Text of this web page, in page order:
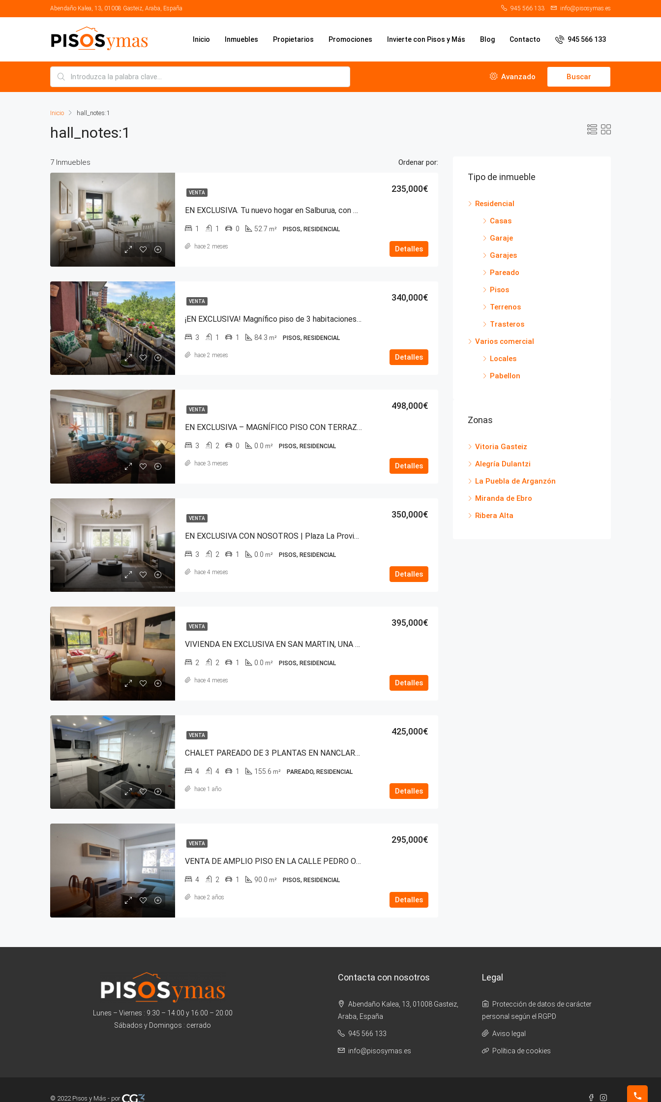
Abendaño Kalea, 13, 01008 Gasteiz, Araba, España 945 566 133 info@pisosymas.es
Inicio Inmuebles Propietarios Promociones Invierte con Pisos y Más Blog Contacto 945 566 133
Avanzado Buscar
Inicio hall_notes:1
hall_notes:1
7 Inmuebles Ordenar por:
VENTA
EN EXCLUSIVA. Tu nuevo hogar en Salburua, con el Parque del Este a tus pies.
235,000€
1 1 0 52.7 m² PISOS, RESIDENCIAL
Detalles
hace 2 meses
VENTA
¡EN EXCLUSIVA! Magnífico piso de 3 habitaciones en la Calle México, una de las zonas con más vida de Vitoria-Gasteiz
340,000€
3 1 1 84.3 m² PISOS, RESIDENCIAL
Detalles
hace 2 meses
VENTA
EN EXCLUSIVA – MAGNÍFICO PISO CON TERRAZA EN CALLE RIOJA
498,000€
3 2 0 0.0 m² PISOS, RESIDENCIAL
Detalles
hace 3 meses
VENTA
EN EXCLUSIVA CON NOSOTROS | Plaza La Provincia – Vitoria-Gasteiz.
350,000€
3 2 1 0.0 m² PISOS, RESIDENCIAL
Detalles
hace 4 meses
VENTA
VIVIENDA EN EXCLUSIVA EN SAN MARTIN, UNA DE LAS ZONAS MÁS PRIVILEGIADAS DE VITORIA-GASTEIZ
395,000€
2 2 1 0.0 m² PISOS, RESIDENCIAL
Detalles
hace 4 meses
VENTA
CHALET PAREADO DE 3 PLANTAS EN NANCLARES: PERFECTO PARA TU FAMILIA
425,000€
4 4 1 155.6 m² PAREADO, RESIDENCIAL
Detalles
hace 1 año
VENTA
VENTA DE AMPLIO PISO EN LA CALLE PEDRO ORBEA, A SOLO UNOS MINUTOS DEL CENTRO
295,000€
4 2 1 90.0 m² PISOS, RESIDENCIAL
Detalles
hace 2 años
Tipo de inmueble
Residencial
Casas
Garaje
Garajes
Pareado
Pisos
Terrenos
Trasteros
Varios comercial
Locales
Pabellon
Zonas
Vitoria Gasteiz
Alegría Dulantzi
La Puebla de Arganzón
Miranda de Ebro
Ribera Alta
Lunes – Viernes : 9:30 – 14:00 y 16:00 – 20:00
Sábados y Domingos : cerrado
Contacta con nosotros
Abendaño Kalea, 13, 01008 Gasteiz,
Araba, España
945 566 133
info@pisosymas.es
Legal
Protección de datos de carácter
personal según el RGPD
Aviso legal
Política de cookies
© 2022 Pisos y Más - por